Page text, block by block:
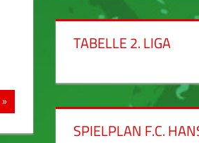
TABELLE 2. LIGA
SPIELPLAN F.C.